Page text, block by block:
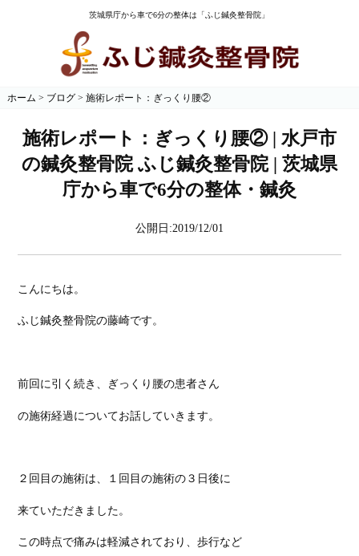
茨城県庁から車で6分の整体は「ふじ鍼灸整骨院」
ホーム > ブログ> 施術レポート：ぎっくり腰②
施術レポート：ぎっくり腰② | 水戸市
の鍼灸整骨院 ふじ鍼灸整骨院 | 茨城県
庁から車で6分の整体・鍼灸
公開日:2019/12/01
こんにちは。
ふじ鍼灸整骨院の藤崎です。
前回に引く続き、ぎっくり腰の患者さん
の施術経過についてお話していきます。
２回目の施術は、１回目の施術の３日後に
来ていただきました。
この時点で痛みは軽減されており、歩行など